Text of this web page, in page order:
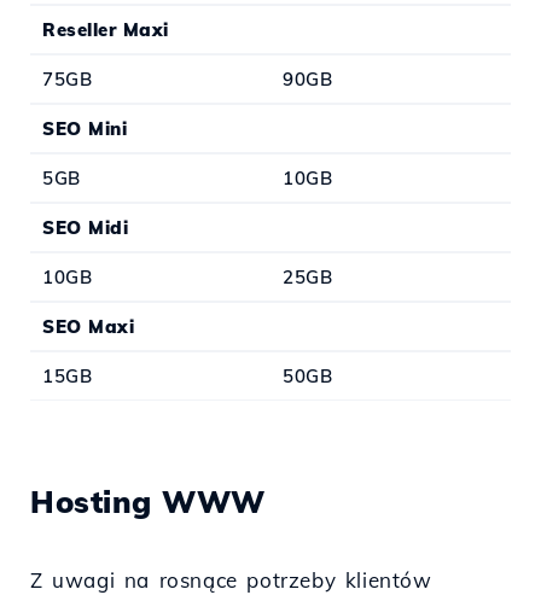
Reseller Maxi
75GB 90GB
SEO Mini
5GB 10GB
SEO Midi
10GB 25GB
SEO Maxi
15GB 50GB
Hosting WWW
Z uwagi na rosnące potrzeby klientów